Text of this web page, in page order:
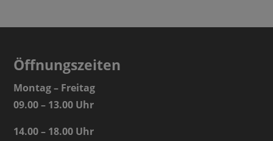
Öffnungszeiten
Montag – Freitag
09.00 – 13.00 Uhr
14.00 – 18.00 Uhr